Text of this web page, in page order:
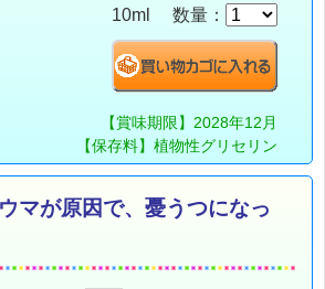
10ml 数量：
【賞味期限】2028年12月
【保存料】植物性グリセリン
マが原因で、憂うつになっ